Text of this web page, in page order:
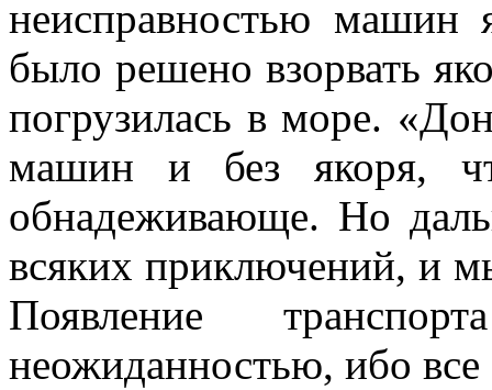
неисправностью машин
было решено взорвать
погрузилась в море.
машин и без якоря,
обнадежи­вающе. Но
всяких приключений, и
Появление
неожиданностью, ибо